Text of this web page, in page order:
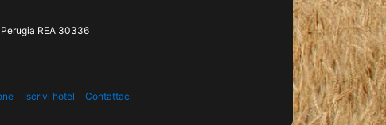
REA 30336
Iscrivi hotel Contattaci